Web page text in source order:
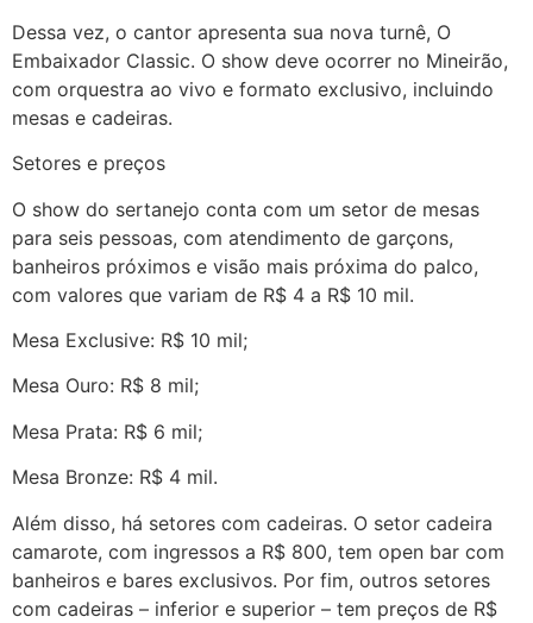
Dessa vez, o cantor apresenta sua nova turnê, O
Embaixador Classic. O show deve ocorrer no Mineirão,
com orquestra ao vivo e formato exclusivo, incluindo
mesas e cadeiras.
Setores e preços
O show do sertanejo conta com um setor de mesas
para seis pessoas, com atendimento de garçons,
banheiros próximos e visão mais próxima do palco,
com valores que variam de R$ 4 a R$ 10 mil.
Mesa Exclusive: R$ 10 mil;
Mesa Ouro: R$ 8 mil;
Mesa Prata: R$ 6 mil;
Mesa Bronze: R$ 4 mil.
Além disso, há setores com cadeiras. O setor cadeira
camarote, com ingressos a R$ 800, tem open bar com
banheiros e bares exclusivos. Por fim, outros setores
com cadeiras – inferior e superior – tem preços de R$